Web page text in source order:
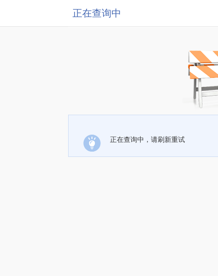
正在查询中
正在查询中，请刷新重试